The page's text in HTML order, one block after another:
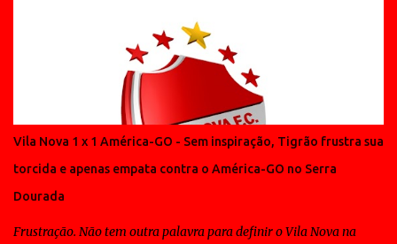
Vila Nova 1 x 1 América-GO - Sem inspiração, Tigrão frustra sua
torcida e apenas empata contra o América-GO no Serra
Dourada
Frustração. Não tem outra palavra para definir o Vila Nova na